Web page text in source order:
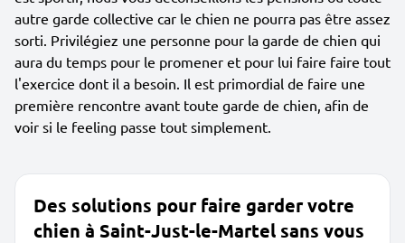
autre garde collective car le chien ne pourra pas être assez
sorti. Privilégiez une personne pour la garde de chien qui
aura du temps pour le promener et pour lui faire faire tout
l'exercice dont il a besoin. Il est primordial de faire une
première rencontre avant toute garde de chien, afin de
voir si le feeling passe tout simplement.
Des solutions pour faire garder votre
chien à Saint-Just-le-Martel sans vous